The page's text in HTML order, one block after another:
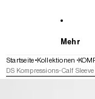
Mehr
Startseite Kollektionen
DS Kompressions-Calf
WEITER ZU DEN